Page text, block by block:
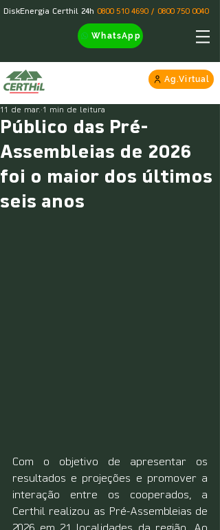
DiskEnergia Certhil 24h 0800 510 4690/ 0800 750 0040
WhatsApp
Ag.Virtual
Público das Pré-
Assembleias de 2026
foi o maior dos últimos
seis anos
11 de mar. 1 min de leitura
Com o objetivo de apresentar os
resultados e projeções e promover a
interação entre os cooperados, a
Certhil realizou as Pré-Assembleias de